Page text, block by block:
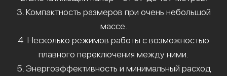
3. Компактность размеров при очень небольшой
массе.
4. Несколько режимов работы с возможностью
плавного переключения между ними.
5. Энергоэффективность и минимальный расход